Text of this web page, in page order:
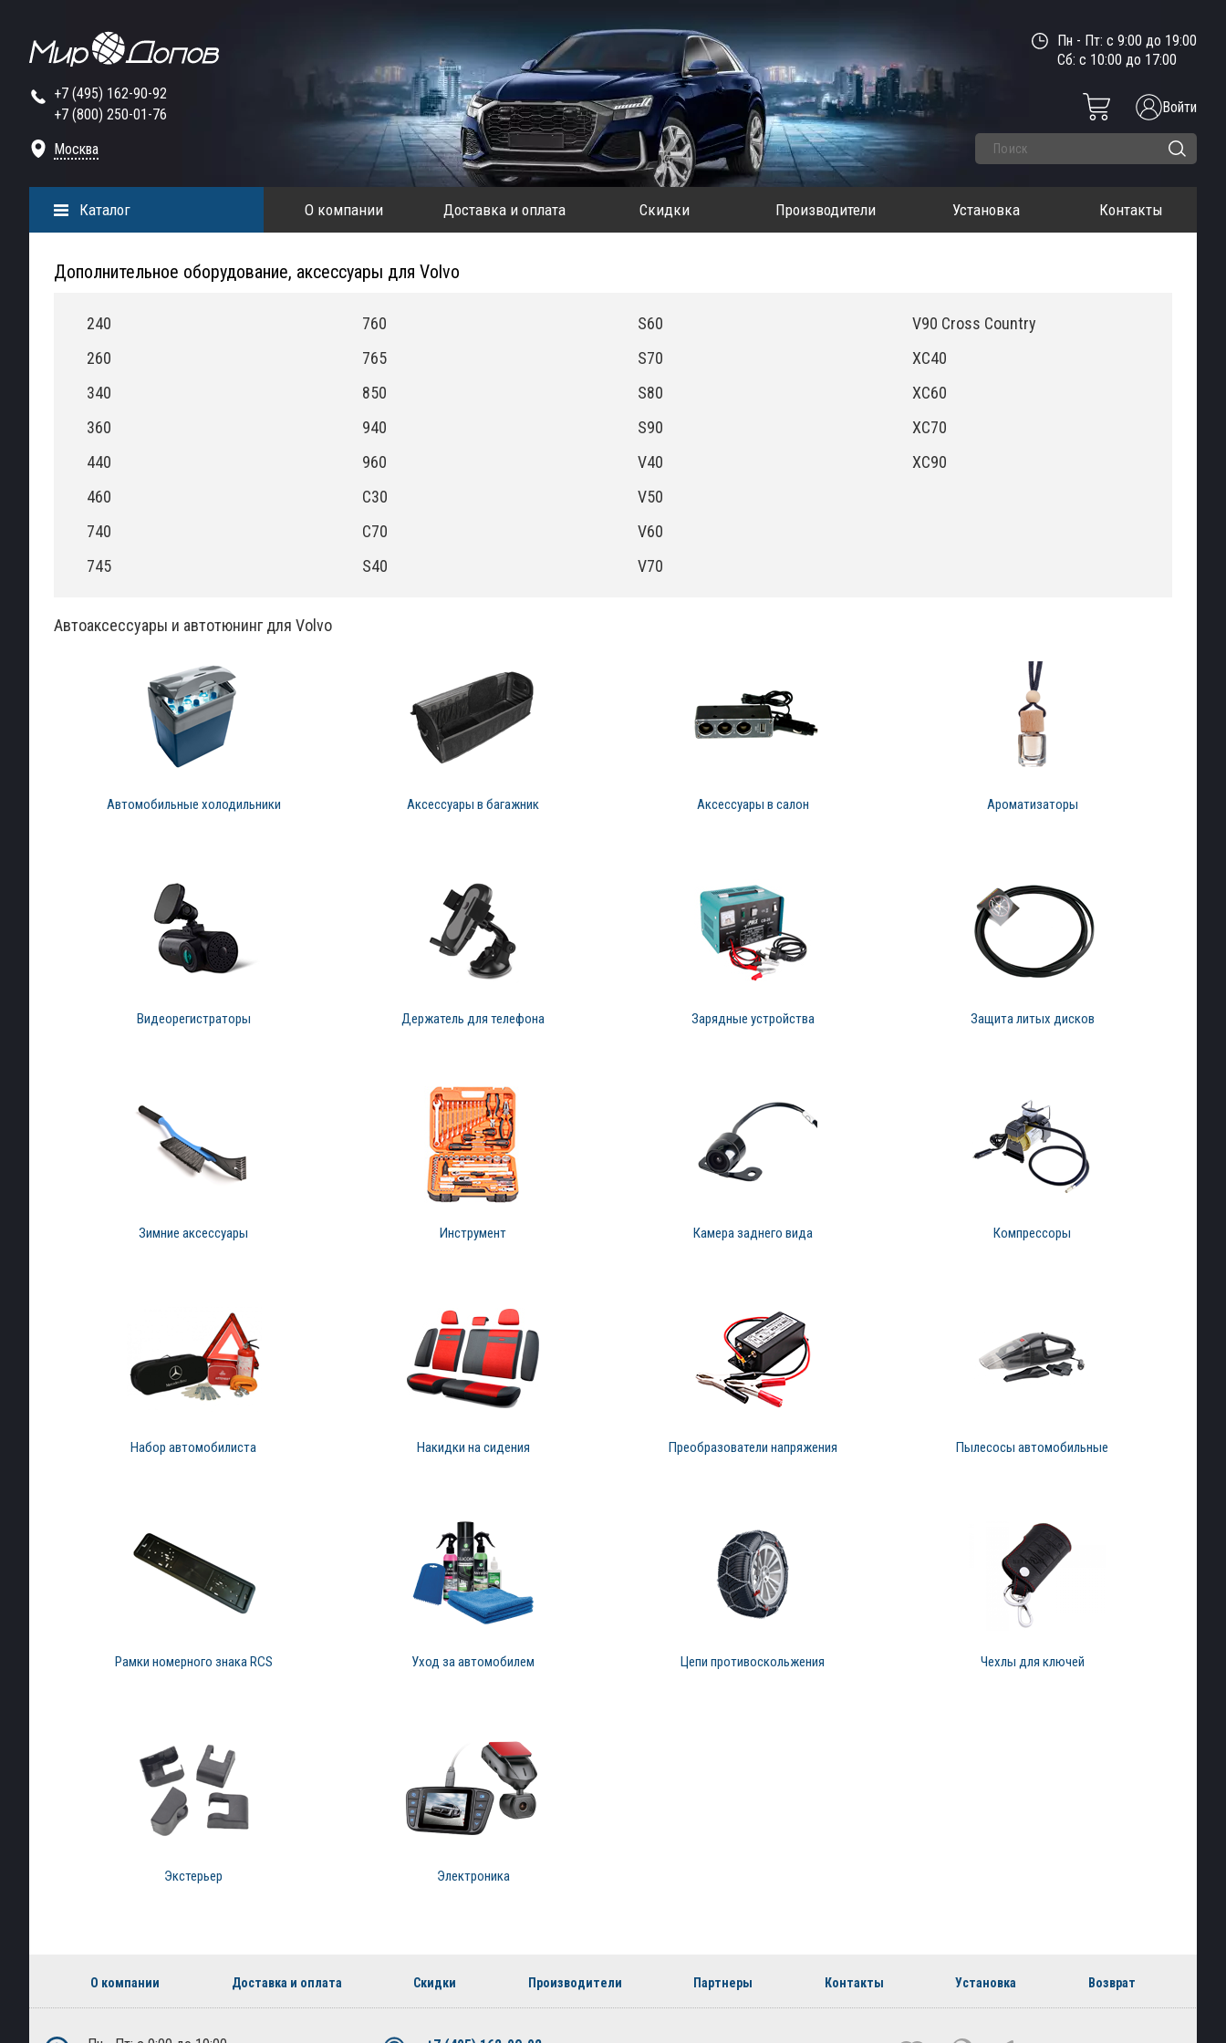
+7 (495) 162-90-92
+7 (800) 250-01-76
Москва
Пн - Пт: с 9:00 до 19:00
Сб: с 10:00 до 17:00
Войти
О компании Доставка и оплата Скидки Производители Установка Контакты
Каталог
Дополнительное оборудование, аксессуары для Volvo
240
260
340
360
440
460
740
745
760
765
850
940
960
C30
C70
S40
S60
S70
S80
S90
V40
V50
V60
V70
V90 Cross Country
XC40
XC60
XC70
XC90
Автоаксессуары и автотюнинг для Volvo
Автомобильные холодильники Аксессуары в багажник Аксессуары в салон Ароматизаторы
Видеорегистраторы Держатель для телефона Зарядные устройства Защита литых дисков
Зимние аксессуары Инструмент Камера заднего вида Компрессоры
Набор автомобилиста Накидки на сидения Преобразователи напряжения Пылесосы автомобильные
Рамки номерного знака RCS Уход за автомобилем Цепи противоскольжения Чехлы для ключей
Экстерьер Электроника
О компании Доставка и оплата Скидки Производители Партнеры Контакты Установка Возврат